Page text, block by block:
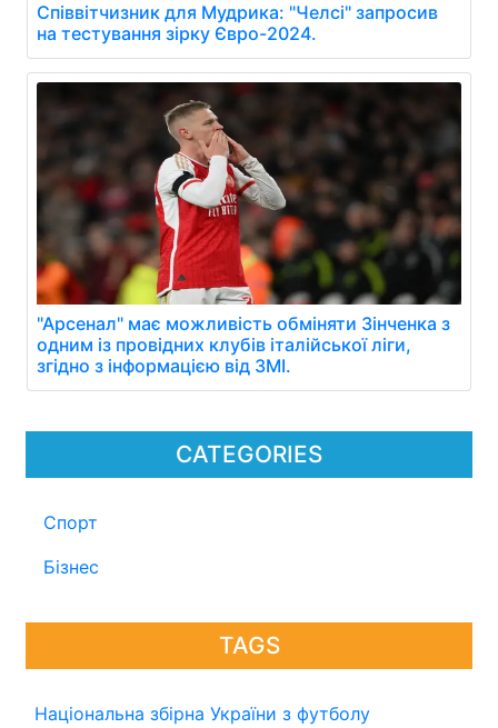
CATEGORIES
Спорт
Бізнес
TAGS
Національна збірна України з футболу
Співвітчизник для Мудрика: "Челсі" запросив
на тестування зірку Євро-2024.
"Арсенал" має можливість обміняти Зінченка з
одним із провідних клубів італійської ліги,
згідно з інформацією від ЗМІ.